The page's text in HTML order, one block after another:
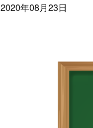
2020年08月23日